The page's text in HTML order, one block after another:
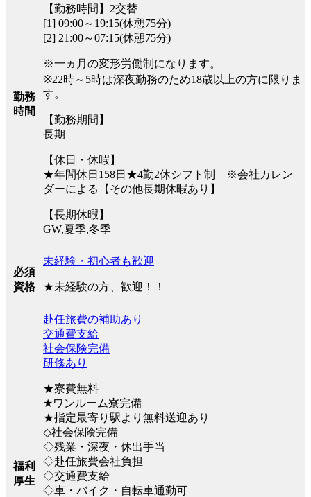
勤務
時間
【勤務時間】2交替
[1] 09:00～19:15(休憩75分)
[2] 21:00～07:15(休憩75分)
※一ヵ月の変形労働制になります。
※22時～5時は深夜勤務のため18歳以上の方に限りま
す。
【勤務期間】
長期
【休日・休暇】
★年間休日158日★4勤2休シフト制 ※会社カレン
ダーによる【その他長期休暇あり】
【長期休暇】
GW,夏季,冬季
必須
資格
未経験・初心者も歓迎
★未経験の方、歓迎！！
福利
厚生
赴任旅費の補助あり
交通費支給
社会保険完備
研修あり
★寮費無料
★ワンルーム寮完備
★指定最寄り駅より無料送迎あり
◇社会保険完備
◇残業・深夜・休出手当
◇赴任旅費会社負担
◇交通費支給
◇車・バイク・自転車通勤可